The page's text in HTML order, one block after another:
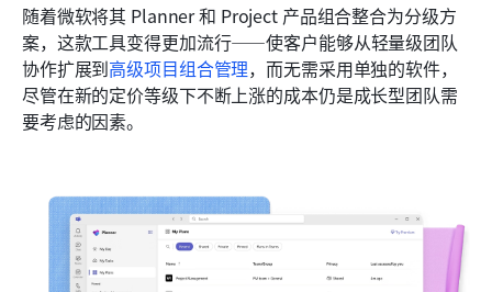
随着微软将其 Planner 和 Project 产品组合整合为分级方
案，这款工具变得更加流行——使客户能够从轻量级团队
协作扩展到高级项目组合管理，而无需采用单独的软件，
尽管在新的定价等级下不断上涨的成本仍是成长型团队需
要考虑的因素。